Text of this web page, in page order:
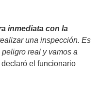
inmediata con la
una inspección. Es
real y vamos a
declaró el funcionario